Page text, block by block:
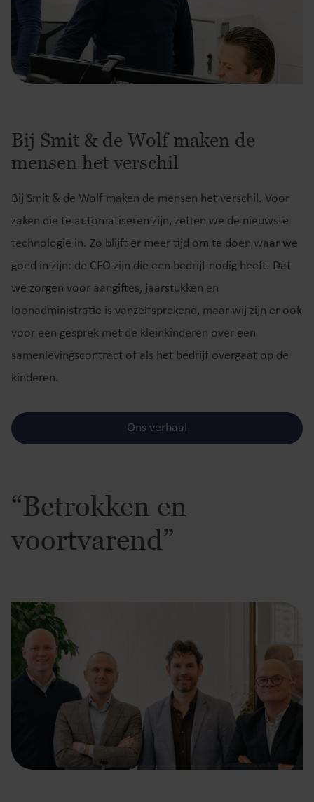
Bij Smit & de Wolf maken de
mensen het verschil
Bij Smit & de Wolf maken de mensen het verschil. Voor
zaken die te automatiseren zijn, zetten we de nieuwste
technologie in. Zo blijft er meer tijd om te doen waar we
goed in zijn: de CFO zijn die een bedrijf nodig heeft. Dat
we zorgen voor aangiftes, jaarstukken en
loonadministratie is vanzelfsprekend, maar wij zijn er ook
voor een gesprek met de kleinkinderen over een
samenlevingscontract of als het bedrijf overgaat op de
kinderen.
Ons verhaal
“Betrokken en
voortvarend”